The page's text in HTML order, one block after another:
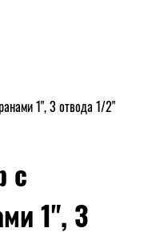
1", 3 отвода 1/2"
с
1", 3